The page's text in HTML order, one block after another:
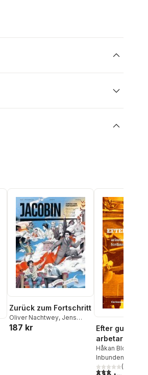
Zurück zum Fortschritt
Oliver Nachtwey, Jens
Becker,
187 kr
Efter
fordismens
Håkan Blomqvist
Schmidt,
Lindqvist
Inbunden
3,0utav 5(